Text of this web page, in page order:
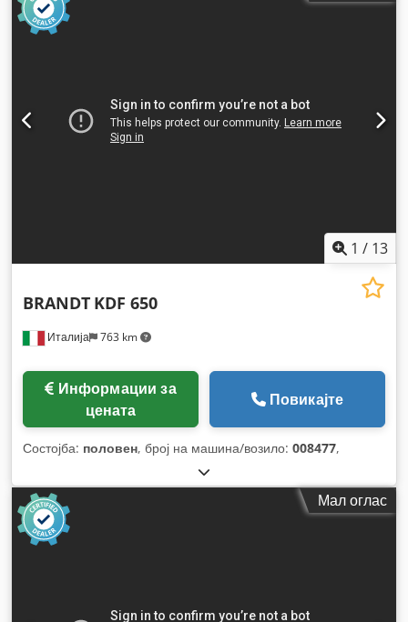
1 / 13
Италија 763 km
BRANDT KDF 650
цената
Повикајте
Состојба: половен, број на машина/возило: 008477,
Мал оглас